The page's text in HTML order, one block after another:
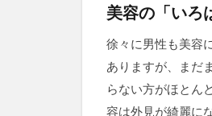
美容の「いろ
徐々に男性も美容
ありますが、まだ
らない方がほとん
容は外見が綺麗に